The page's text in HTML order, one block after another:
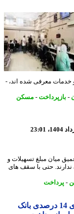
معرفی شده اند، -
-مسکن
مبلغ تسهیلات و
حتی با سقف های
راهنمای کامل و جامع دریافت وام فوری 14 درصدی بانک